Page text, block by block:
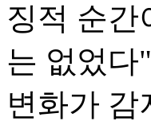
징적 순간
는 없었다
변화가 감